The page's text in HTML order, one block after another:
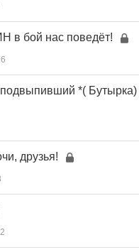
в бой нас поведёт!
*( Бутырка)
друзья!